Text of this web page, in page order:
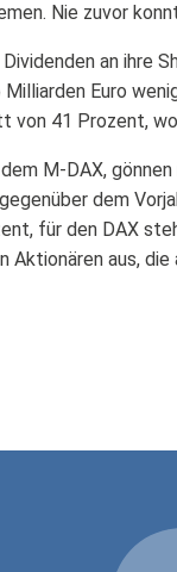
Nie zuvor
an ihre
Euro
von 41 Prozent,
M-DAX,
dem
für den DAX
aus,